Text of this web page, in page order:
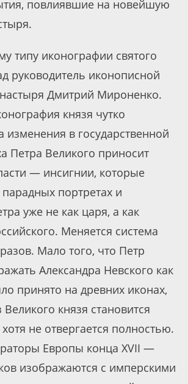
повлиявшие на новейшую
типу иконографии святого
руководитель иконописной
Дмитрий Мироненко.
князя чутко
изменения в государственной
Петра Великого приносит
— инсигнии, которые
портретах и
уже не как царя, а как
Меняется система
Мало того, что Петр
Александра Невского как
принято на древних иконах,
князя становится
не отвергается полностью.
Европы конца XVII —
изображаются с имперскими